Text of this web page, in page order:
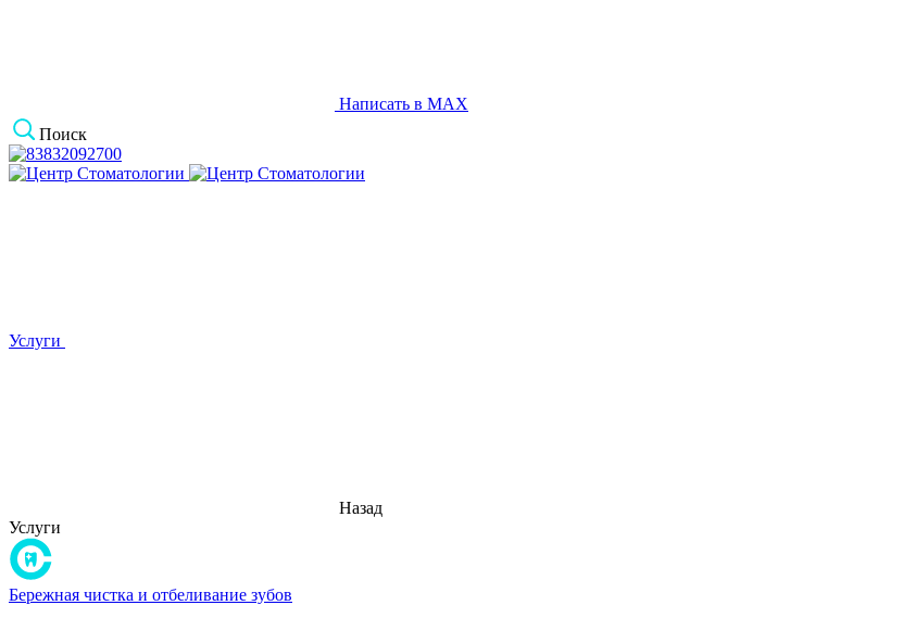
Написать в MAX
Поиск
Услуги
Назад
Услуги
Бережная чистка и отбеливание зубов